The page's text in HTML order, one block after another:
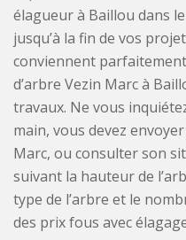
élagueur à Baillou dans
jusqu’à la fin de vos
conviennent
d’arbre Vezin Marc à
travaux. Ne vous
main, vous devez
Marc, ou consulter son
suivant la hauteur de
type de l’arbre et le
des prix fous avec